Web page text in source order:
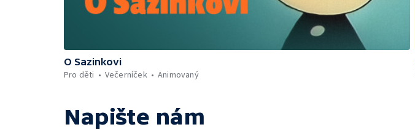
O Sazinkovi
Pro děti
Večerníček Animovaný
Napište nám